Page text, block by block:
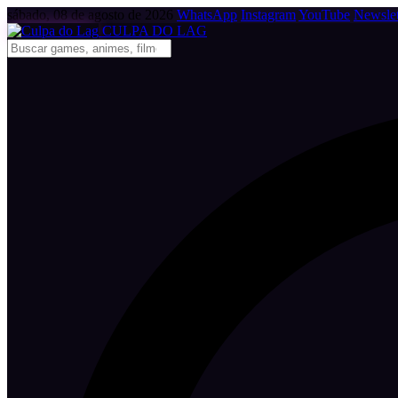
sábado, 08 de agosto de 2026 WhatsApp InstagramYouTube
CULPA DO LAG